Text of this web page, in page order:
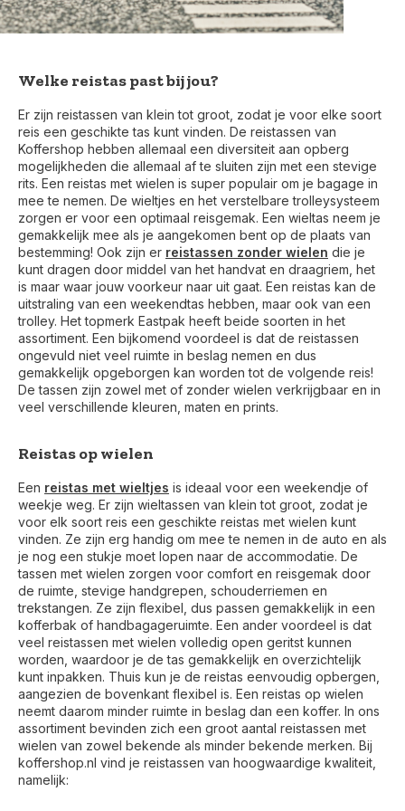
Welke reistas past bij jou?
Er zijn reistassen van klein tot groot, zodat je voor elke soort
reis een geschikte tas kunt vinden. De reistassen van
Koffershop hebben allemaal een diversiteit aan opberg
mogelijkheden die allemaal af te sluiten zijn met een stevige
rits. Een reistas met wielen is super populair om je bagage in
mee te nemen. De wieltjes en het verstelbare trolleysysteem
zorgen er voor een optimaal reisgemak. Een wieltas neem je
gemakkelijk mee als je aangekomen bent op de plaats van
bestemming! Ook zijn er reistassen zonder wielen die je
kunt dragen door middel van het handvat en draagriem, het
is maar waar jouw voorkeur naar uit gaat. Een reistas kan de
uitstraling van een weekendtas hebben, maar ook van een
trolley. Het topmerk Eastpak heeft beide soorten in het
assortiment. Een bijkomend voordeel is dat de reistassen
ongevuld niet veel ruimte in beslag nemen en dus
gemakkelijk opgeborgen kan worden tot de volgende reis!
De tassen zijn zowel met of zonder wielen verkrijgbaar en in
veel verschillende kleuren, maten en prints.
Reistas op wielen
Een reistas met wieltjes is ideaal voor een weekendje of
weekje weg. Er zijn wieltassen van klein tot groot, zodat je
voor elk soort reis een geschikte reistas met wielen kunt
vinden. Ze zijn erg handig om mee te nemen in de auto en als
je nog een stukje moet lopen naar de accommodatie. De
tassen met wielen zorgen voor comfort en reisgemak door
de ruimte, stevige handgrepen, schouderriemen en
trekstangen. Ze zijn flexibel, dus passen gemakkelijk in een
kofferbak of handbagageruimte. Een ander voordeel is dat
veel reistassen met wielen volledig open geritst kunnen
worden, waardoor je de tas gemakkelijk en overzichtelijk
kunt inpakken. Thuis kun je de reistas eenvoudig opbergen,
aangezien de bovenkant flexibel is. Een reistas op wielen
neemt daarom minder ruimte in beslag dan een koffer. In ons
assortiment bevinden zich een groot aantal reistassen met
wielen van zowel bekende als minder bekende merken. Bij
koffershop.nl vind je reistassen van hoogwaardige kwaliteit,
namelijk: